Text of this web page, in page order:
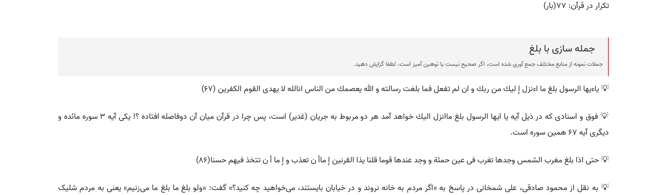
تکرار در قرآن: ۷۷(بار)
جمله سازی با بلغ
جملات نمونه از منابع مختلف جمع آوری شده است، اگر صحیح نیست یا توهین آمیز است، لطفا گزارش دهید.
💡 ياءيها الرسول بلغ ما اءنزل إ ليك من ربك و ان لم تفعل فما بلغت رسالته و الله يعصمك من الناس انالله لا يهدى القوم الكفرين (67)
💡 فوق و اسنادى كه در ذيل آيه يا ايها الرسول بلغ ماانزل اليك خواهد آمد هر دو مربوط به جريان (غدير) است، پس چرا در قرآن ميان آن دوفاصله افتاده ؟! يكى آيه 3 سوره مائده و
ديگرى آيه 67 همين سوره است.
💡 حتى اذا بلغ مغرب الشمس وجدها تغرب فى عين حمئة و وجد عندها قوما قلنا يذا القرنين إ ماأ ن تعذب و إ ما أ ن تتخذ فيهم حسنا(86)
💡 به نقل از محمود صادقی، علی شمخانی در پاسخ به «اگر مردم به خانه نروند و در خیابان بایستند، می‌خواهید چه کنید؟» گفت: «ولو بلغ ما بلغ ما می‌زنیم» یعنی به مردم شلیک